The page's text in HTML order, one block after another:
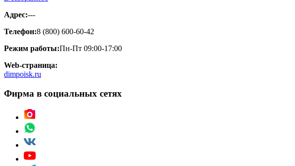
Адрес:---
Телефон:8 (800) 600-60-42
Режим работы:Пн-Пт 09:00-17:00
Web-страница:
dimpoisk.ru
Фирма в социальных сетях